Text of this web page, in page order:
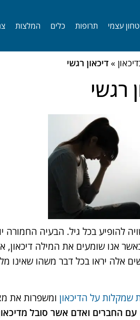
עצמי תרופות כלים המלצות
» דיכאון רגשי
רגשי
להופיע בכל גיל. הבעיה
אנו שומעים את המילה
יראו בכל דבר משהו שאינו
שמקלות על הדיכאון ומשפרות את
ואדם אשר סובל